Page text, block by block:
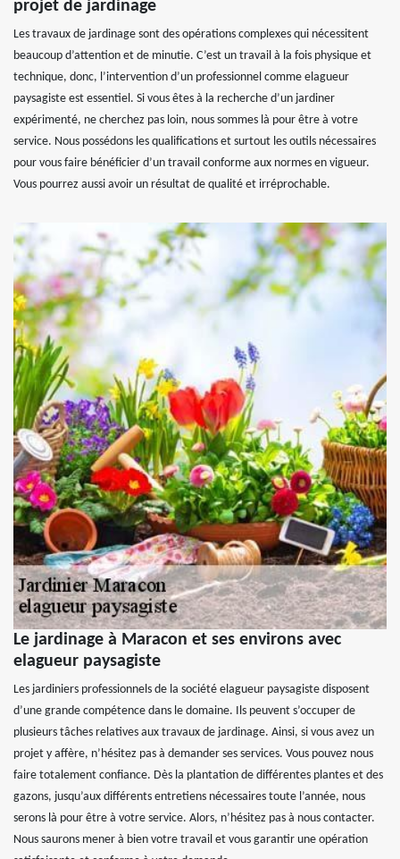
projet de jardinage
Les travaux de jardinage sont des opérations complexes qui nécessitent
beaucoup d’attention et de minutie. C’est un travail à la fois physique et
technique, donc, l’intervention d’un professionnel comme elagueur
paysagiste est essentiel. Si vous êtes à la recherche d’un jardiner
expérimenté, ne cherchez pas loin, nous sommes là pour être à votre
service. Nous possédons les qualifications et surtout les outils nécessaires
pour vous faire bénéficier d’un travail conforme aux normes en vigueur.
Vous pourrez aussi avoir un résultat de qualité et irréprochable.
Le jardinage à Maracon et ses environs avec
elagueur paysagiste
Les jardiniers professionnels de la société elagueur paysagiste disposent
d’une grande compétence dans le domaine. Ils peuvent s’occuper de
plusieurs tâches relatives aux travaux de jardinage. Ainsi, si vous avez un
projet y affère, n’hésitez pas à demander ses services. Vous pouvez nous
faire totalement confiance. Dès la plantation de différentes plantes et des
gazons, jusqu’aux différents entretiens nécessaires toute l’année, nous
serons là pour être à votre service. Alors, n’hésitez pas à nous contacter.
Nous saurons mener à bien votre travail et vous garantir une opération